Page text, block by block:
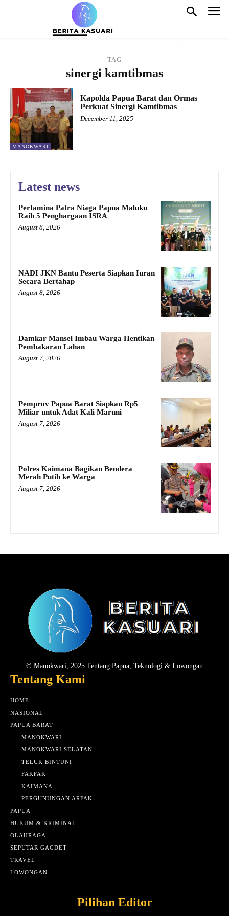
TAG
sinergi kamtibmas
MANOKWARI
Kapolda Papua Barat dan Ormas
Perkuat Sinergi Kamtibmas
December 11, 2025
Latest news
Pertamina Patra Niaga Papua Maluku
Raih 5 Penghargaan ISRA
August 8, 2026
NADI JKN Bantu Peserta Siapkan Iuran
Secara Bertahap
August 8, 2026
Damkar Mansel Imbau Warga Hentikan
Pembakaran Lahan
August 7, 2026
Pemprov Papua Barat Siapkan Rp5
Miliar untuk Adat Kali Maruni
August 7, 2026
Polres Kaimana Bagikan Bendera
Merah Putih ke Warga
August 7, 2026
© Manokwari, 2025 Tentang Papua, Teknologi & Lowongan
Tentang Kami
HOME
NASIONAL
PAPUA BARAT
MANOKWARI
MANOKWARI SELATAN
TELUK BINTUNI
FAKFAK
KAIMANA
PERGUNUNGAN ARFAK
PAPUA
HUKUM & KRIMINAL
OLAHRAGA
SEPUTAR GAGDET
TRAVEL
LOWONGAN
Pilihan Editor